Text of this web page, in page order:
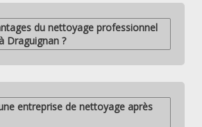
du nettoyage professionnel
Draguignan ?
entreprise de nettoyage après